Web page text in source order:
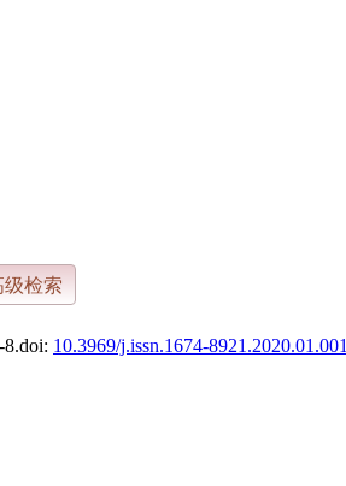
8.doi: 10.3969/j.issn.1674-8921.2020.01.001